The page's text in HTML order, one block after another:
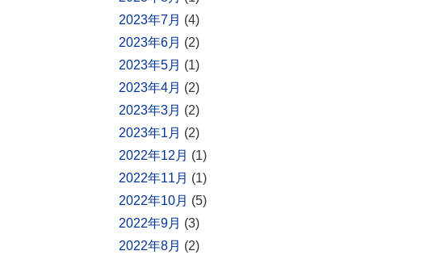
2023年7月 (4)
2023年6月 (2)
2023年5月 (1)
2023年4月 (2)
2023年3月 (2)
2023年1月 (2)
2022年12月 (1)
2022年11月 (1)
2022年10月 (5)
2022年9月 (3)
2022年8月 (2)